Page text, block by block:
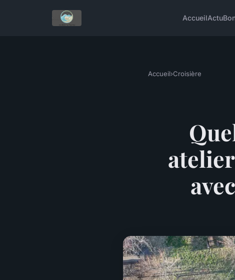
AccueilActu
Accueil›Croisière